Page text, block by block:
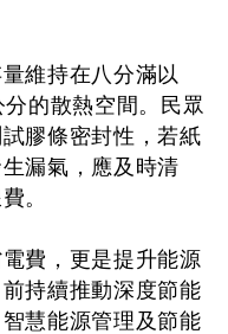
維持在八分滿以
的散熱空間。民眾
膠條密封性，若紙
漏氣，應及時清
。
費，更是提升能源
持續推動深度節能
慧能源管理及節能